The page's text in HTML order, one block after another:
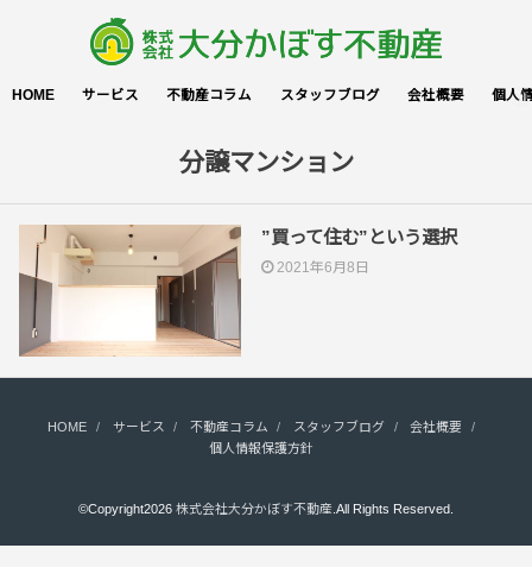
HOME サービス 不動産コラム スタッフブログ 会社概要 個人
分譲マンション
”買って住む”という選択
2021年6月8日
HOME サービス 不動産コラム スタッフブログ
会社概要
個人情報保護方針
©Copyright2026 株式会社大分かぼす不動産 .All Rights Reserved.